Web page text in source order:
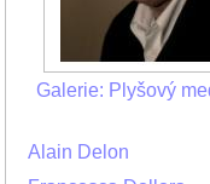
Galerie: Plyšový
Alain Delon